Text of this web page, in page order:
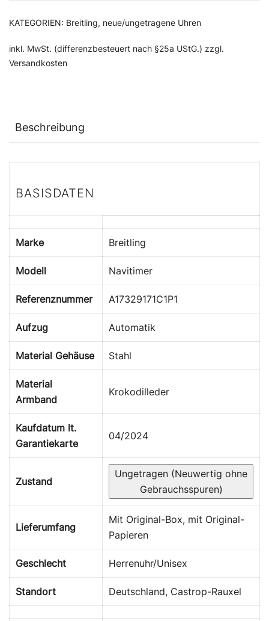
KATEGORIEN: Breitling, neue/ungetragene Uhren
inkl. MwSt. (differenzbesteuert nach §25a UStG.) zzgl.
Versandkosten
Beschreibung
BASISDATEN
Marke Breitling
Modell Navitimer
Referenznummer A17329171C1P1
Aufzug Automatik
Material Gehäuse Stahl
Material
Armband
Krokodilleder
Kaufdatum lt.
Garantiekarte
04/2024
Zustand
Ungetragen (Neuwertig ohne
Gebrauchsspuren)
Lieferumfang
Mit Original-Box, mit Original-
Papieren
Geschlecht Herrenuhr/Unisex
Standort Deutschland, Castrop-Rauxel